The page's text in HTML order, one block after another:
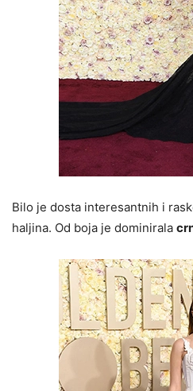
Bilo je dosta interesantnih i
haljina. Od boja je dominirala